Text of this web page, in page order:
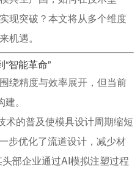
现突破？本文将从多个维度
机遇。
智能革命”
绕精度与效率展开，但当前
。
术的普及使模具设计周期缩短
步优化了流道设计，减少材
部企业通过AI模拟注塑过程